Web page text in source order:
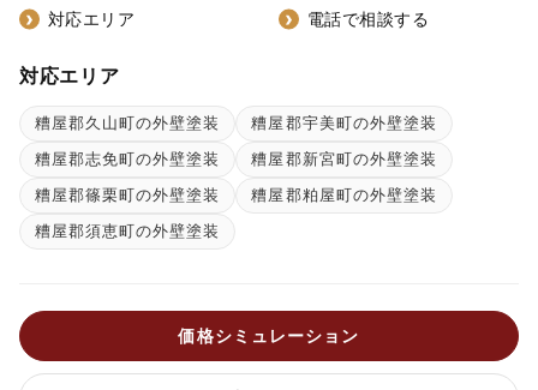
対応エリア 電話で相談する
対応エリア
糟屋郡久山町の外壁塗装
糟屋郡宇美町の外壁塗装
糟屋郡志免町の外壁塗装
糟屋郡新宮町の外壁塗装
糟屋郡篠栗町の外壁塗装
糟屋郡粕屋町の外壁塗装
糟屋郡須恵町の外壁塗装
価格シミュレーション